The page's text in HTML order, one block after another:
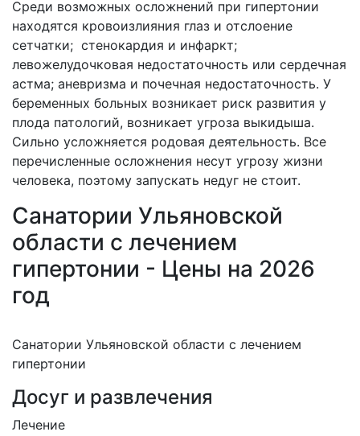
Среди возможных осложнений при гипертонии
находятся кровоизлияния глаз и отслоение
сетчатки; стенокардия и инфаркт;
левожелудочковая недостаточность или сердечная
астма; аневризма и почечная недостаточность. У
беременных больных возникает риск развития у
плода патологий, возникает угроза выкидыша.
Сильно усложняется родовая деятельность. Все
перечисленные осложнения несут угрозу жизни
человека, поэтому запускать недуг не стоит.
Санатории Ульяновской
области с лечением
гипертонии - Цены на 2026
год
Санатории Ульяновской области с лечением
гипертонии
Досуг и развлечения
Лечение